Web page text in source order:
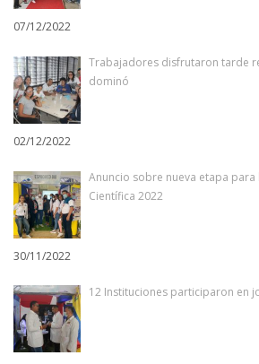
07/12/2022
Trabajadores disfrutaron tarde
dominó
02/12/2022
Anuncio sobre nueva etapa para
Científica 2022
30/11/2022
12 Instituciones participaron en